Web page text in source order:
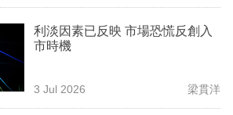
利淡因素已反映 市場恐慌反創入
市時機
3 Jul 2026 梁貫洋